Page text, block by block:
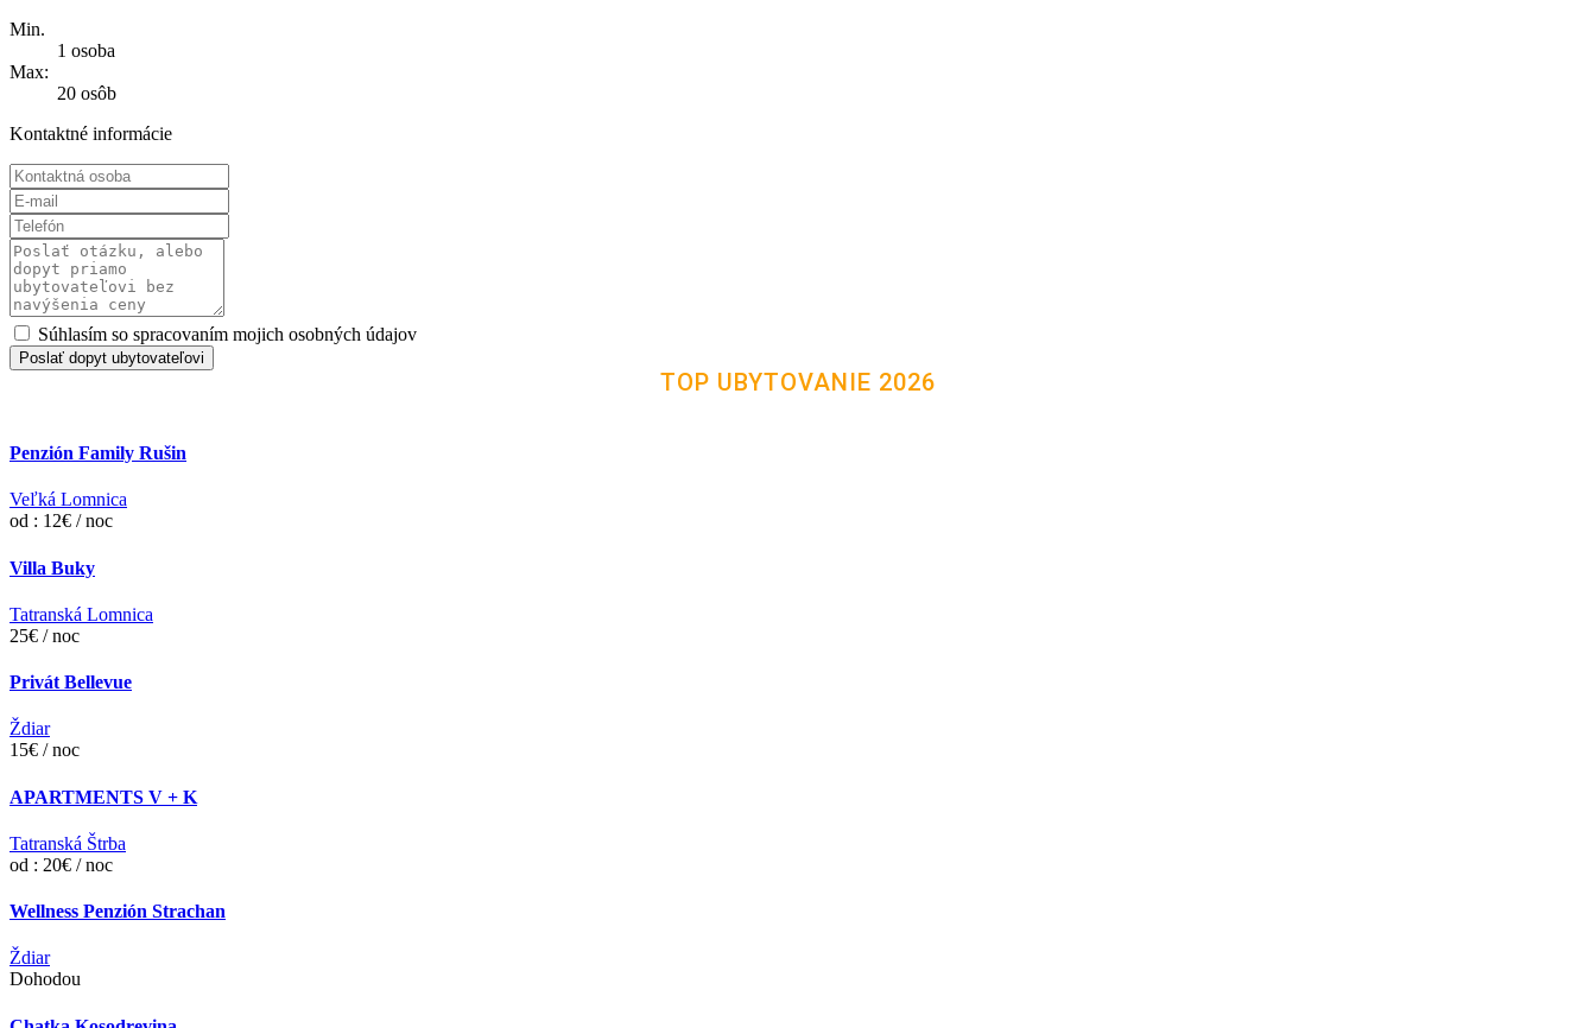
Min.
1 osoba
Max:
20 osôb
Kontaktné informácie
Súhlasím so spracovaním mojich osobných údajov
Poslať dopyt ubytovateľovi
TOP UBYTOVANIE 2026
Penzión Family Rušin
Veľká Lomnica
od : 12€ / noc
Villa Buky
Tatranská Lomnica
25€ / noc
Privát Bellevue
Ždiar
15€ / noc
APARTMENTS V + K
Tatranská Štrba
od : 20€ / noc
Wellness Penzión Strachan
Ždiar
Dohodou